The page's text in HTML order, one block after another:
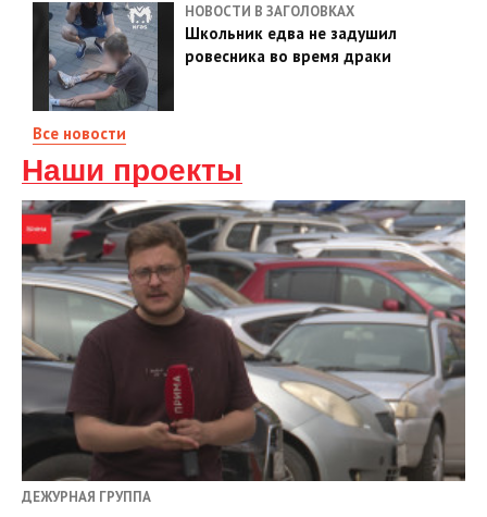
НОВОСТИ В ЗАГОЛОВКАХ
Школьник едва не задушил
ровесника во время драки
Все новости
Наши проекты
ДЕЖУРНАЯ ГРУППА